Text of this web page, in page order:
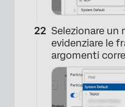
Selezionare un
evidenziare le
argomenti